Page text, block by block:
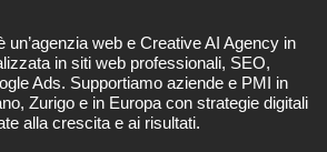
un’agenzia web e Creative AI Agency in
in siti web professionali, SEO,
Ads. Supportiamo aziende e PMI in
Zurigo e in Europa con strategie digitali
alla crescita e ai risultati.